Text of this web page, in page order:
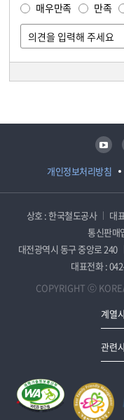
매우만족 만족
개인정보처리방침
유튜브
상호 : 한국철도공사 대
통신판매
대전광역시 동구 중앙로 240
대표전화 :
COPYRIGHT ⓒ
계열
관련